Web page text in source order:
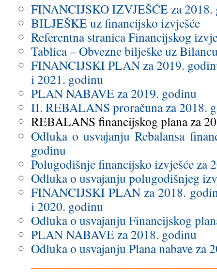
FINANCIJSKO IZVJEŠĆE za 2018.
BILJEŠKE uz financijsko izvješće
Referentna stranica Financijskog
Tablica – Obvezne bilješke uz
FINANCIJSKI PLAN za 2019.
i 2021. godinu
PLAN NABAVE za 2019. godinu
II. REBALANS proračuna za 2018.
REBALANS financijskog plana za
Odluka o usvajanju Rebalansa
godinu
Polugodišnje financijsko izvješće za
Odluka o usvajanju polugodišnjeg
FINANCIJSKI PLAN za 2018.
i 2020. godinu
Odluka o usvajanju Financijskog
PLAN NABAVE za 2018. godinu
Odluka o usvajanju Plana nabave za